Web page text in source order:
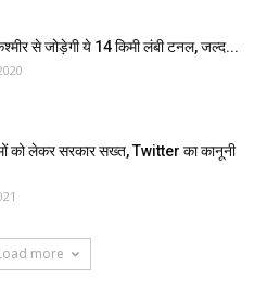
से जोड़ेगी ये 14 किमी लंबी टनल, जल्द...
को लेकर सरकार सख्त, Twitter का कानूनी
more